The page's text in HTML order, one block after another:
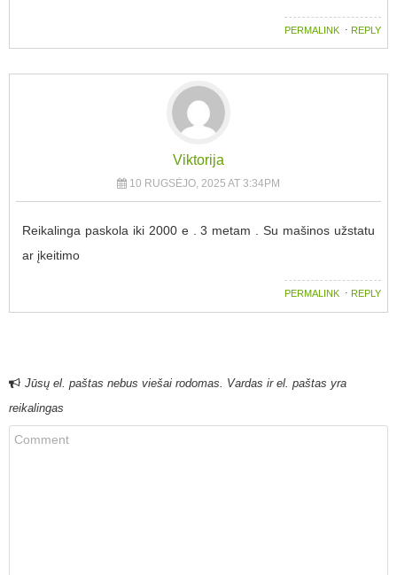
PERMALINK ⋅REPLY
Viktorija
10 RUGSĖJO, 2025 AT 3:34PM
Reikalinga paskola iki 2000 e . 3 metam . Su mašinos užstatu
ar įkeitimo
PERMALINK ⋅REPLY
Jūsų el. paštas nebus viešai rodomas. Vardas ir el. paštas yra
reikalingas